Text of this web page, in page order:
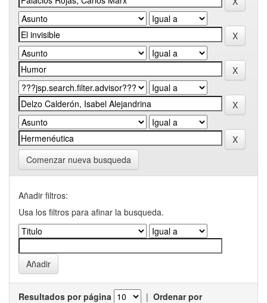
Comenzar nueva busqueda
Añadir filtros:
Usa los filtros para afinar la busqueda.
Resultados por página | Ordenar por